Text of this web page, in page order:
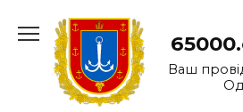
до
Ваш